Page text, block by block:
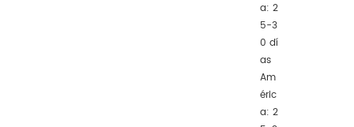
a: 2
5-3
0 dí
as
Am
éric
a: 2